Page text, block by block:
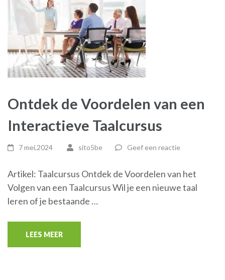
Ontdek de Voordelen van een
Interactieve Taalcursus
7 mei,2024 sito5be Geef een reactie
Artikel: Taalcursus Ontdek de Voordelen van het
Volgen van een Taalcursus Wil je een nieuwe taal
leren of je bestaande …
LEES MEER